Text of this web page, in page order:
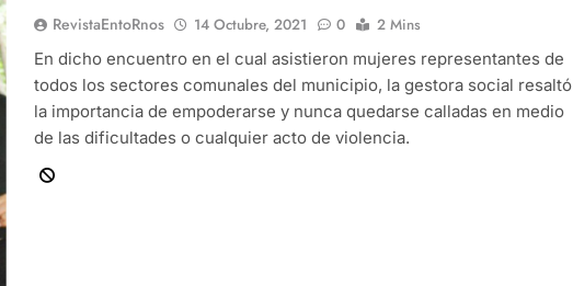
RevistaEntoRnos 14 Octubre, 2021 0
2 Mins
En dicho encuentro en el cual asistieron mujeres representantes de
todos los sectores comunales del municipio, la gestora social resaltó
la importancia de empoderarse y nunca quedarse calladas en medio
de las dificultades o cualquier acto de violencia.